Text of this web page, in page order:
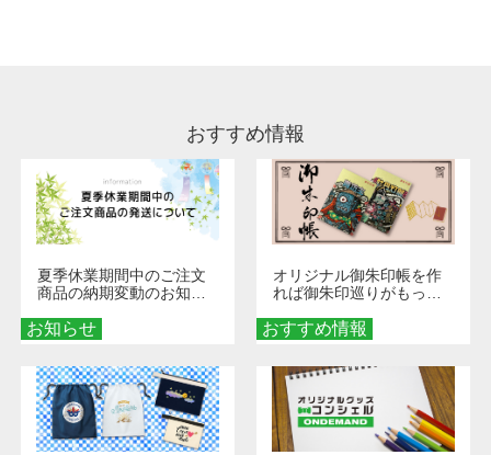
おすすめ情報
お知らせ
夏季休業期間中のご注文
商品の納期変動のお知ら
おすすめ情報
オリジナル御朱印帳を作
れば御朱印巡りがもっと
ダーメイドする魅力と選
び方